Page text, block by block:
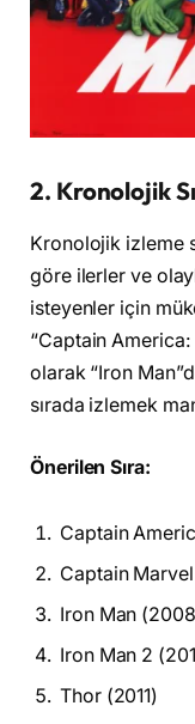
2. Kronolojik
Kronolojik izleme
göre ilerler ve
isteyenler için
“Captain
olarak “Iron
sırada izlemek
Önerilen Sıra:
Captain
Captain
Iron Man
Iron Man 2
Thor (2011)